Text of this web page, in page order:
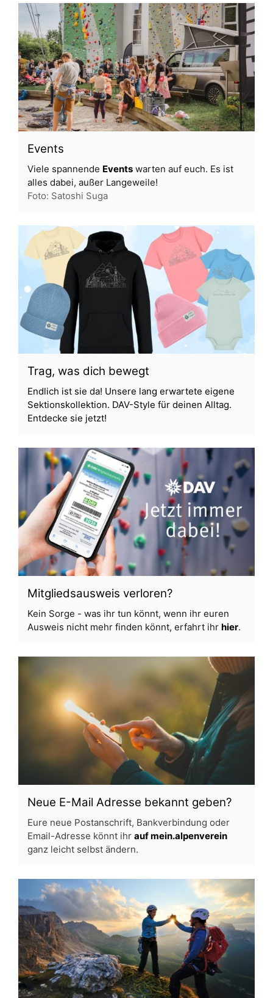
Events
Viele spannende Events warten auf euch. Es ist
alles dabei, außer Langeweile!
Foto: Satoshi Suga
Trag, was dich bewegt
Endlich ist sie da! Unsere lang erwartete eigene
Sektionskollektion. DAV-Style für deinen Alltag.
Entdecke sie jetzt!
Mitgliedsausweis verloren?
Kein Sorge - was ihr tun könnt, wenn ihr euren
Ausweis nicht mehr finden könnt, erfahrt ihr hier.
Neue E-Mail Adresse bekannt geben?
Eure neue Postanschrift, Bankverbindung oder
Email-Adresse könnt ihr auf mein.alpenverein
ganz leicht selbst ändern.